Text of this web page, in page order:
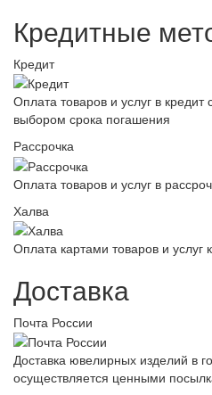
Кредитные
Кредит
Оплата товаров и услуг в
выбором срока погашения
Рассрочка
Оплата товаров и услуг в
Халва
Оплата картами товаров и услуг
Доставка
Почта России
Доставка ювелирных изделий в
осуществляется ценными